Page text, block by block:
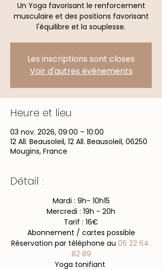
Un Yoga favorisant le renforcement
musculaire et des positions favorisant
l'équilibre et la souplesse.
Les inscriptions sont closes
Voir d'autres événements
Heure et lieu
03 nov. 2026, 09:00 – 10:00
12 All. Beausoleil, 12 All. Beausoleil, 06250
Mougins, France
Détail :
Mardi : 9h- 10h15
Mercredi : 19h - 20h
Tarif : 16€
Abonnement / cartes possible
​Réservation par téléphone au 06 22 64
82 89
Yoga tonifiant